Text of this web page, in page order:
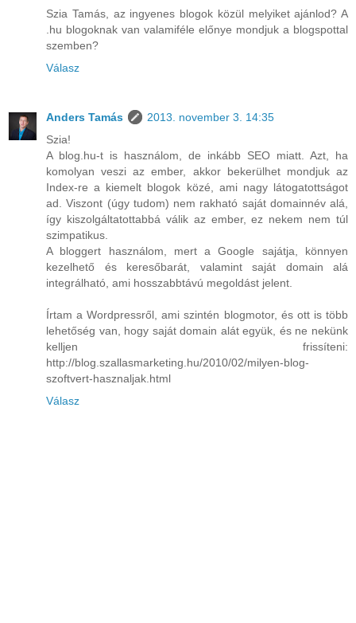
Szia Tamás, az ingyenes blogok közül melyiket ajánlod? A
.hu blogoknak van valamiféle előnye mondjuk a blogspottal
szemben?
Válasz
Anders Tamás
2013. november 3. 14:35
Szia!
A blog.hu-t is használom, de inkább SEO miatt. Azt, ha
komolyan veszi az ember, akkor bekerülhet mondjuk az
Index-re a kiemelt blogok közé, ami nagy látogatottságot
ad. Viszont (úgy tudom) nem rakható saját domainnév alá,
így kiszolgáltatottabbá válik az ember, ez nekem nem túl
szimpatikus.
A bloggert használom, mert a Google sajátja, könnyen
kezelhető és keresőbarát, valamint saját domain alá
integrálható, ami hosszabbtávú megoldást jelent.
Írtam a Wordpressről, ami szintén blogmotor, és ott is több
lehetőség van, hogy saját domain alát együk, és ne nekünk
kelljen frissíteni:
http://blog.szallasmarketing.hu/2010/02/milyen-blog-
szoftvert-hasznaljak.html
Válasz